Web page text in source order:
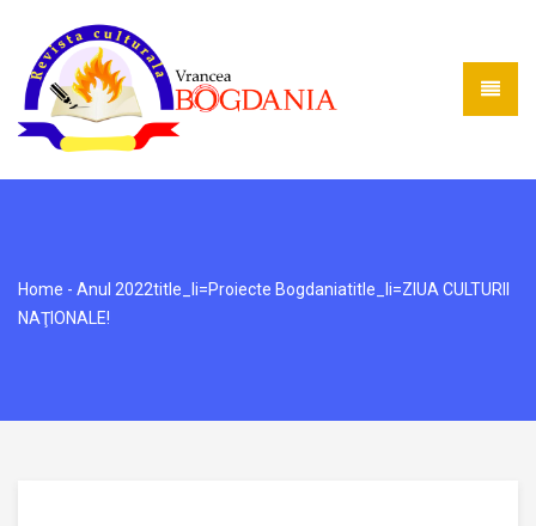
Home - Anul 2022title_li=Proiecte Bogdaniatitle_li=ZIUA CULTURII
NAŢIONALE!